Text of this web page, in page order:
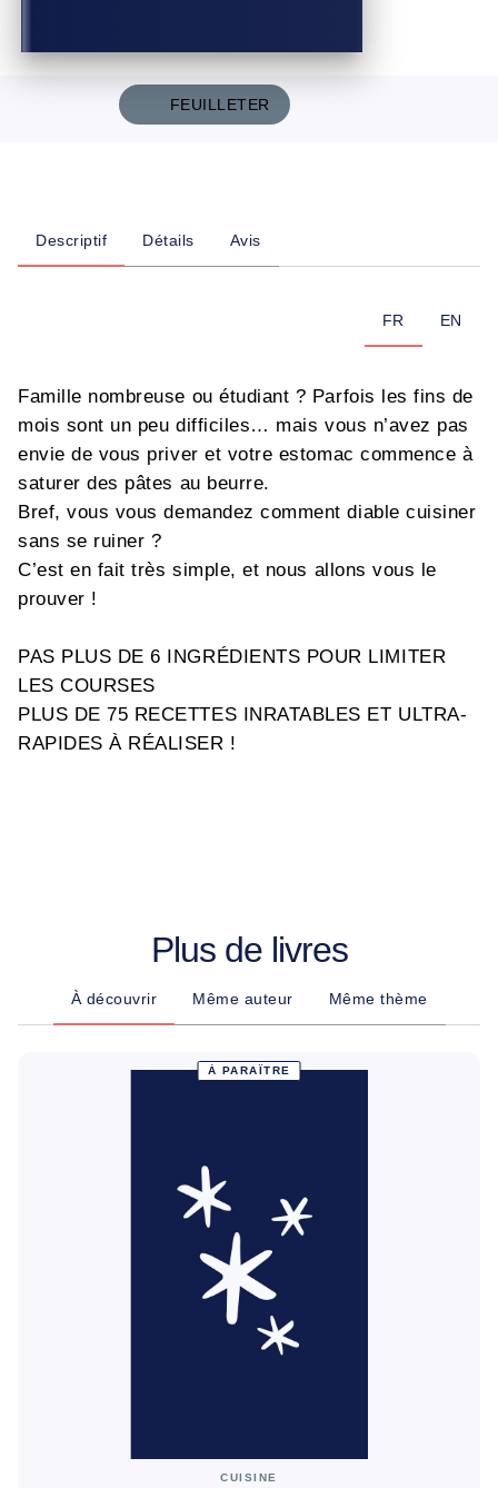
FEUILLETER
Descriptif Détails Avis
FR EN
Famille nombreuse ou étudiant ? Parfois les fins de
mois sont un peu difficiles… mais vous n’avez pas
envie de vous priver et votre estomac commence à
saturer des pâtes au beurre.
Bref, vous vous demandez comment diable cuisiner
sans se ruiner ?
C’est en fait très simple, et nous allons vous le
prouver !
PAS PLUS DE 6 INGRÉDIENTS POUR LIMITER
LES COURSES
PLUS DE 75 RECETTES INRATABLES ET ULTRA-
RAPIDES À RÉALISER !
Plus de livres
À découvrir Même auteur Même thème
À PARAÎTRE
CUISINE